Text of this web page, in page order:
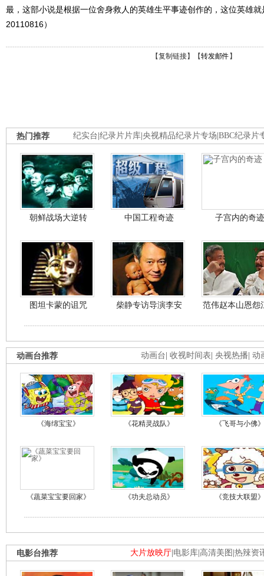
最，这部小说是根据一位舍身救人的英雄生平事迹创作的，这位英雄
20110816）
【复制链接】【转发邮件 】
纪实台 纪录片片库 央视精品纪录片专场 BBC纪录片
热门推荐
朝鲜战场大逆转 中国工程奇迹 子宫内的奇迹
图坦卡蒙的诅咒 柴静专访导演李安 范伟赵本山恩怨
动画台 收视时间表 央视热播 动
动画台推荐
《海绵宝宝》 《花精灵战队》 《飞哥与小佛》
《蔬菜宝宝要回家》 《功夫总动员》 《竞技大联盟》
大片放映厅 电影库 高清美图 热辣资
电影台推荐